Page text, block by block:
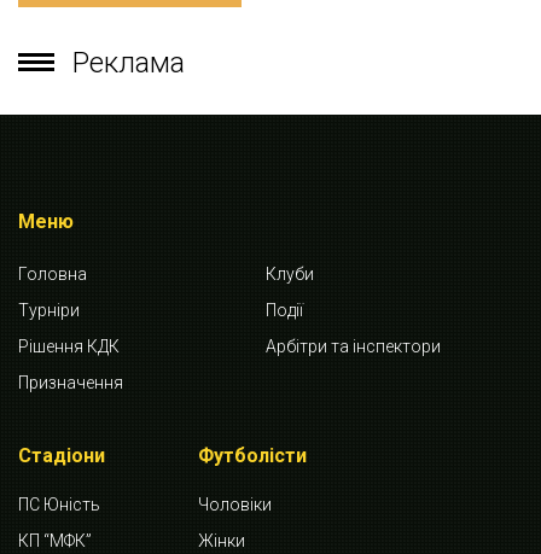
Реклама
Меню
Головна
Клуби
Турніри
Події
Рішення КДК
Арбітри та інспектори
Призначення
Стадіони
ПС Юність
КП “МФК”
Футболісти
Чоловіки
Жінки